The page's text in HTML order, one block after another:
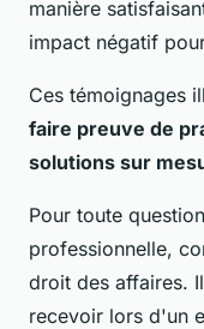
manière
impact négatif
Ces témoignages
faire preuve de
solutions sur
Pour toute
professionnelle,
droit des affaires.
recevoir lors d'un